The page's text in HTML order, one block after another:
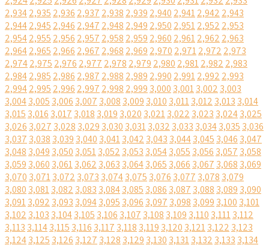
2,9342,935 2,936 2,937 2,938 2,939 2,940 2,9412,942 2,943
2,9442,945 2,946 2,947 2,948 2,949 2,950 2,9512,952 2,953
2,9542,955 2,956 2,957 2,958 2,959 2,960 2,9612,962 2,963
2,9642,965 2,966 2,967 2,968 2,969 2,970 2,9712,972 2,973
2,9742,975 2,976 2,977 2,978 2,979 2,980 2,9812,982 2,983
2,9842,985 2,986 2,987 2,988 2,989 2,990 2,9912,992 2,993
2,9942,995 2,996 2,997 2,998 2,999 3,000 3,0013,002 3,003
3,0043,005 3,006 3,007 3,008 3,009 3,010 3,0113,012 3,013 3,014
3,015 3,016 3,017 3,018 3,019 3,020 3,0213,022 3,023 3,0243,025
3,026 3,027 3,028 3,029 3,030 3,0313,032 3,033 3,0343,035 3,036
3,037 3,038 3,039 3,040 3,0413,042 3,043 3,0443,045 3,046 3,047
3,048 3,049 3,050 3,0513,052 3,053 3,0543,055 3,056 3,057 3,058
3,059 3,060 3,0613,062 3,063 3,0643,065 3,066 3,067 3,068 3,069
3,070 3,0713,072 3,073 3,0743,075 3,076 3,077 3,078 3,079
3,080 3,0813,082 3,083 3,0843,085 3,086 3,087 3,088 3,089 3,090
3,0913,092 3,093 3,0943,095 3,096 3,097 3,098 3,099 3,100 3,101
3,102 3,103 3,1043,105 3,106 3,107 3,108 3,109 3,110 3,1113,112
3,113 3,1143,115 3,116 3,117 3,118 3,119 3,120 3,1213,122 3,123
3,1243,125 3,126 3,127 3,128 3,129 3,130 3,1313,132 3,133 3,134